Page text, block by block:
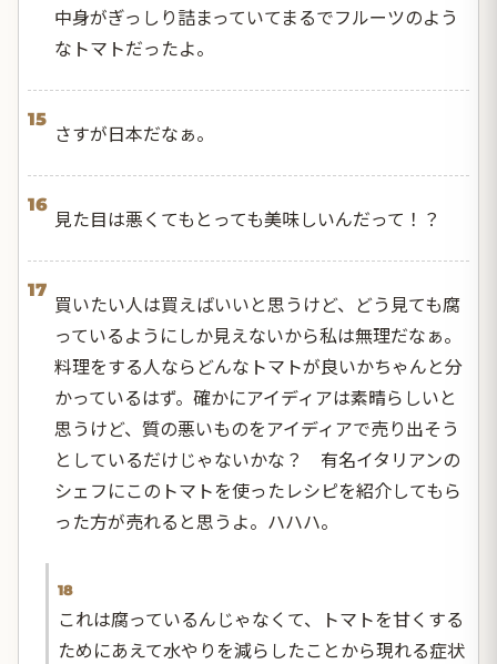
中身がぎっしり詰まっていてまるでフルーツのよう
なトマトだったよ。
15
さすが日本だなぁ。
16
見た目は悪くてもとっても美味しいんだって！？
17
買いたい人は買えばいいと思うけど、どう見ても腐
っているようにしか見えないから私は無理だなぁ。
料理をする人ならどんなトマトが良いかちゃんと分
かっているはず。確かにアイディアは素晴らしいと
思うけど、質の悪いものをアイディアで売り出そう
としているだけじゃないかな？ 有名イタリアンの
シェフにこのトマトを使ったレシピを紹介してもら
った方が売れると思うよ。ハハハ。
18
これは腐っているんじゃなくて、トマトを甘くする
ためにあえて水やりを減らしたことから現れる症状